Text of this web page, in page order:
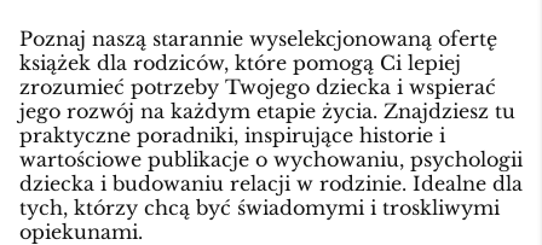
Poznaj naszą starannie wyselekcjonowaną ofertę
książek dla rodziców, które pomogą Ci lepiej
zrozumieć potrzeby Twojego dziecka i wspierać
jego rozwój na każdym etapie życia. Znajdziesz tu
praktyczne poradniki, inspirujące historie i
wartościowe publikacje o wychowaniu, psychologii
dziecka i budowaniu relacji w rodzinie. Idealne dla
tych, którzy chcą być świadomymi i troskliwymi
opiekunami.